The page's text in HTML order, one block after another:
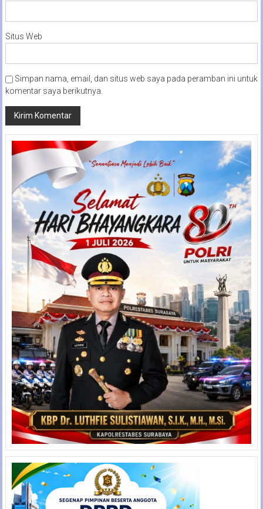
Situs Web
Simpan nama, email, dan situs web saya pada peramban ini untuk
komentar saya berikutnya.